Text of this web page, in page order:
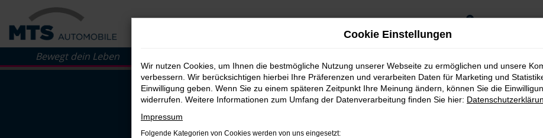
Zum
Hauptinhalt
springen
0
Cookie Einstellungen
Wir nutzen Cookies, um Ihnen die bestmögliche Nutzung unserer Webseite zu ermöglichen und unsere
verbessern. Wir berücksichtigen hierbei Ihre Präferenzen und verarbeiten Daten für Marketing und
Einwilligung geben. Wenn Sie zu einem späteren Zeitpunkt Ihre Meinung ändern, können Sie die
widerrufen. Weitere Informationen zum Umfang der Datenverarbeitung finden Sie hier:
Impressum
Folgende Kategorien von Cookies werden von uns eingesetzt: